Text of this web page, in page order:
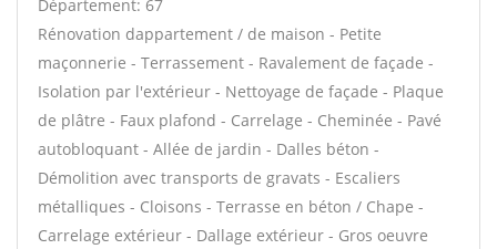
Département: 67
Rénovation dappartement / de maison - Petite
maçonnerie - Terrassement - Ravalement de façade -
Isolation par l'extérieur - Nettoyage de façade - Plaque
de plâtre - Faux plafond - Carrelage - Cheminée - Pavé
autobloquant - Allée de jardin - Dalles béton -
Démolition avec transports de gravats - Escaliers
métalliques - Cloisons - Terrasse en béton / Chape -
Carrelage extérieur - Dallage extérieur - Gros oeuvre